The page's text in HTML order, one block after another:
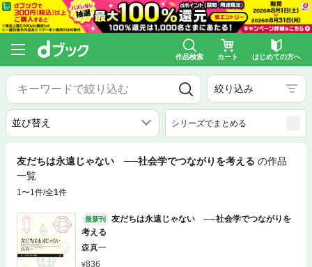
作品検索 カート はじめての方へ
絞り込み
シリーズでまとめる
友だちは永遠じゃない ──社会学でつながりを考える の作品
一覧
1〜1件/全1件
最新刊
友だちは永遠じゃない ──社会学でつながりを
考える
森真一
836